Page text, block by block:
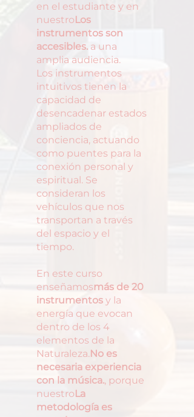
en el estudiante y en
nuestroLos
instrumentos son
accesibles. a una
amplia audiencia.
Los instrumentos
intuitivos tienen la
capacidad de
desencadenar estados
ampliados de
conciencia, actuando
como puentes para la
conexión personal y
espiritual. Se
consideran los
vehículos que nos
transportan a través
del espacio y el
tiempo.
En este curso
enseñamosmás de 20
instrumentos y la
energía que evocan
dentro de los 4
elementos de la
Naturaleza.No es
necesaria experiencia
con la música., porque
nuestroLa
metodología es